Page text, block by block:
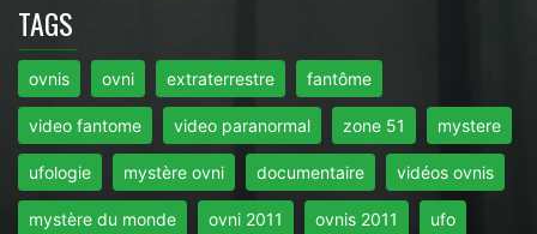
TAGS
ovnis ovni extraterrestre fantôme
video fantome video paranormal zone 51 mystere
ufologie mystère ovni documentaire vidéos ovnis
mystère du monde ovni 2011 ovnis 2011 ufo